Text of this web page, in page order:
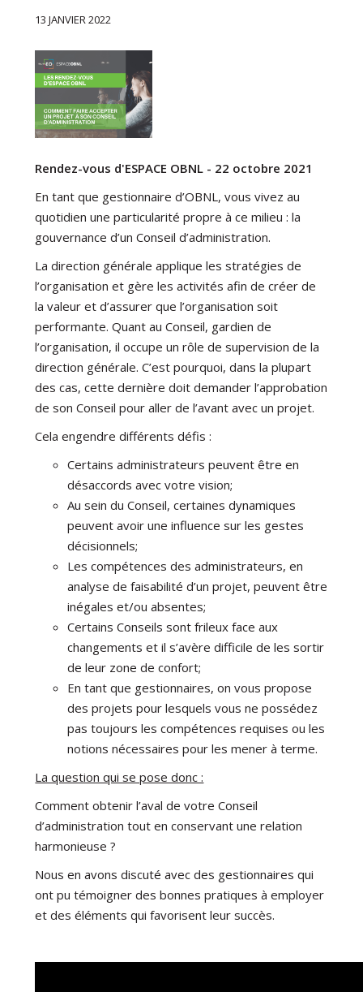
13 JANVIER 2022
Rendez-vous d'ESPACE OBNL - 22 octobre 2021
En tant que gestionnaire d’OBNL, vous vivez au
quotidien une particularité propre à ce milieu : la
gouvernance d’un Conseil d’administration.
La direction générale applique les stratégies de
l’organisation et gère les activités afin de créer de
la valeur et d’assurer que l’organisation soit
performante. Quant au Conseil, gardien de
l’organisation, il occupe un rôle de supervision de la
direction générale. C’est pourquoi, dans la plupart
des cas, cette dernière doit demander l’approbation
de son Conseil pour aller de l’avant avec un projet.
Cela engendre différents défis :
Certains administrateurs peuvent être en
désaccords avec votre vision;
Au sein du Conseil, certaines dynamiques
peuvent avoir une influence sur les gestes
décisionnels;
Les compétences des administrateurs, en
analyse de faisabilité d’un projet, peuvent être
inégales et/ou absentes;
Certains Conseils sont frileux face aux
changements et il s’avère difficile de les sortir
de leur zone de confort;
En tant que gestionnaires, on vous propose
des projets pour lesquels vous ne possédez
pas toujours les compétences requises ou les
notions nécessaires pour les mener à terme.
La question qui se pose donc :
Comment obtenir l’aval de votre Conseil
d’administration tout en conservant une relation
harmonieuse ?
Nous en avons discuté avec des gestionnaires qui
ont pu témoigner des bonnes pratiques à employer
et des éléments qui favorisent leur succès.